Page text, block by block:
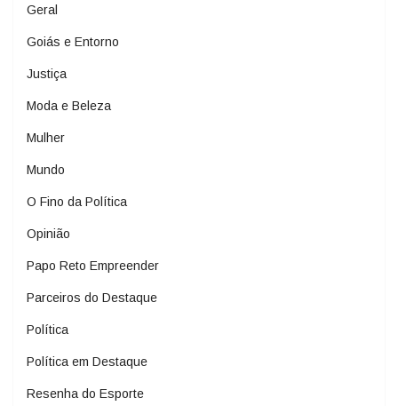
Geral
Goiás e Entorno
Justiça
Moda e Beleza
Mulher
Mundo
O Fino da Política
Opinião
Papo Reto Empreender
Parceiros do Destaque
Política
Política em Destaque
Resenha do Esporte